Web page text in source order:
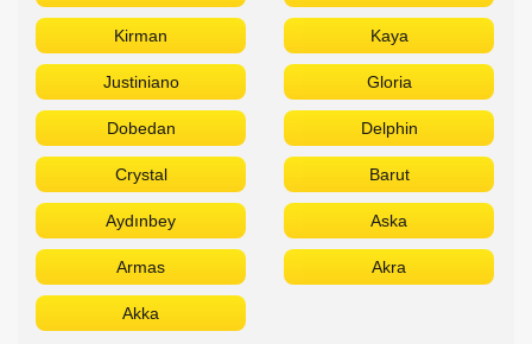
Kirman Kaya
Justiniano Gloria
Dobedan Delphin
Crystal Barut
Aydınbey Aska
Armas Akra
Akka